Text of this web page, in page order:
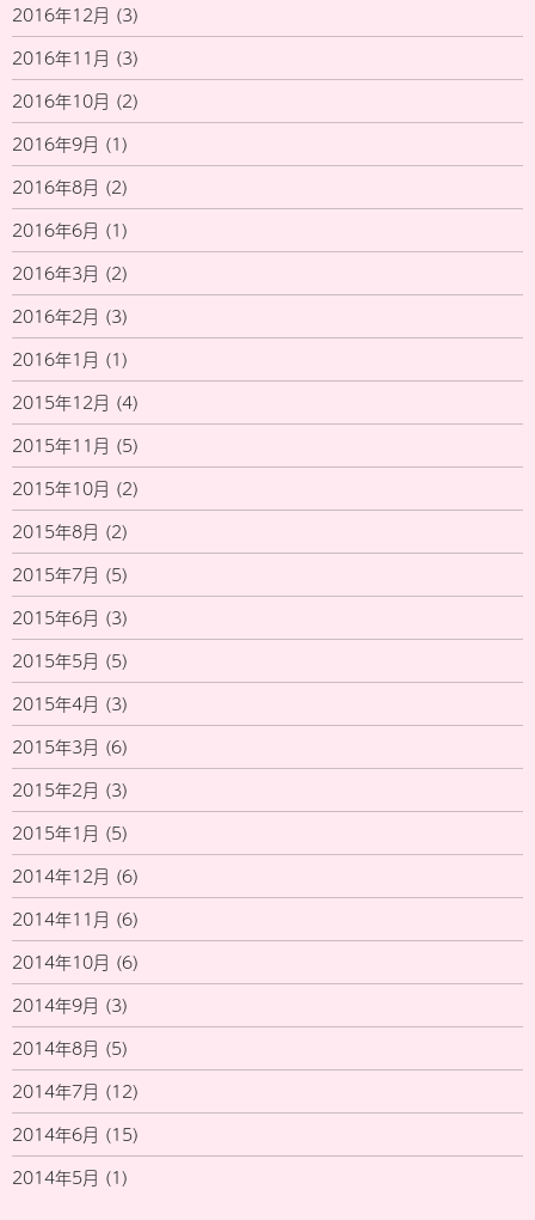
2016年12月 (3)
2016年11月 (3)
2016年10月 (2)
2016年9月 (1)
2016年8月 (2)
2016年6月 (1)
2016年3月 (2)
2016年2月 (3)
2016年1月 (1)
2015年12月 (4)
2015年11月 (5)
2015年10月 (2)
2015年8月 (2)
2015年7月 (5)
2015年6月 (3)
2015年5月 (5)
2015年4月 (3)
2015年3月 (6)
2015年2月 (3)
2015年1月 (5)
2014年12月 (6)
2014年11月 (6)
2014年10月 (6)
2014年9月 (3)
2014年8月 (5)
2014年7月 (12)
2014年6月 (15)
2014年5月 (1)